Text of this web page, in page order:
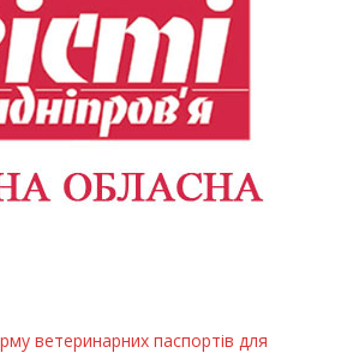
ветеринарних паспортів для